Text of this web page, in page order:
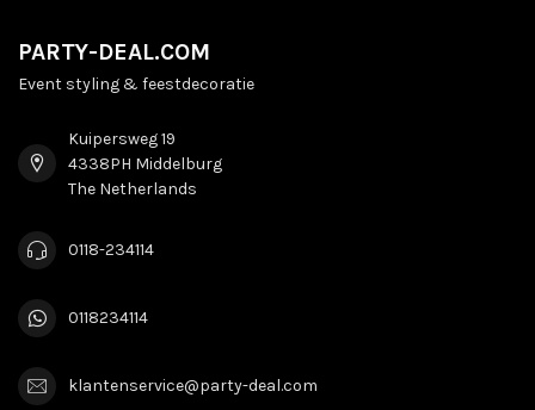
PARTY-DEAL.COM
Event styling & feestdecoratie
Kuipersweg 19
4338PH Middelburg
The Netherlands
0118-234114
0118234114
klantenservice@party-deal.com